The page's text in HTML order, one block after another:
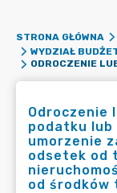
STRONA GŁÓWNA
WYDZIAŁ
Odroczenie
podatku lub
umorzenie
odsetek od
od środków